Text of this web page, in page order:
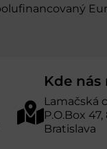
Kde nás
Lamačská
P.O.Box
Bratislava